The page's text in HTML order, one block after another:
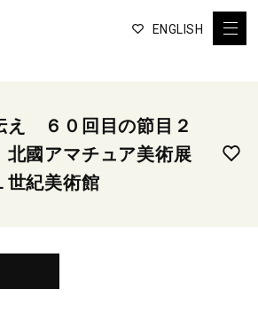
ENGLISH
え ６０回目の節目２
國アマチュア美術展
紀美術館